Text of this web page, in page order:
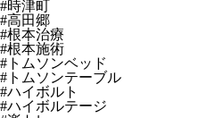
#時津町
#高田郷
#根本治療
#根本施術
#トムソンベッド
#トムソンテーブル
#ハイボルト
#ハイボルテージ